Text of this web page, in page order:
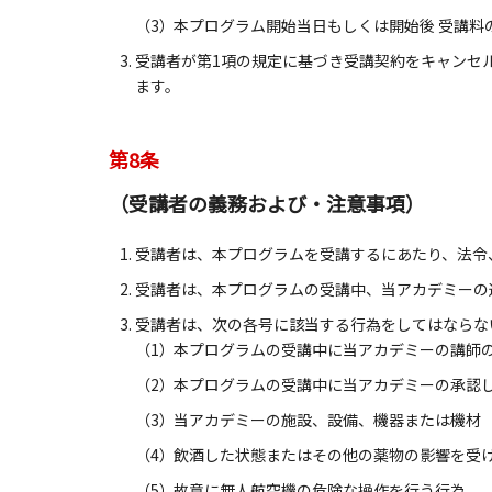
（3）本プログラム開始当日もしくは開始後 受講料
受講者が第1項の規定に基づき受講契約をキャン
ます。
第8条
（受講者の義務および・注意事項）
受講者は、本プログラムを受講するにあたり、法
受講者は、本プログラムの受講中、当アカデミー
受講者は、次の各号に該当する行為をしてはなら
（1）本プログラムの受講中に当アカデミーの講師
（2）本プログラムの受講中に当アカデミーの承認
（3） 当アカデミーの施設、設備、機器または機
（4）飲酒した状態またはその他の薬物の影響を受